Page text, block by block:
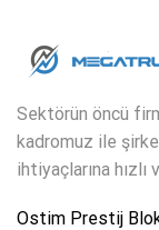
Sektörün öncü
kadromuz ile
ihtiyaçlarına
Ostim Prestij